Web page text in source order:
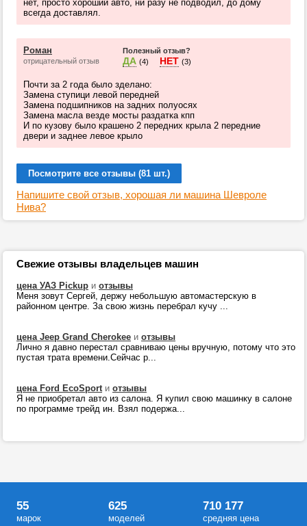
нет, просто хороший авто, ни разу не подводил, до дому
всегда доставлял.
Роман
отрицательный отзыв
Полезный отзыв?
ДА (4) НЕТ (3)
Почти за 2 года было зделано:
Замена ступици левой передней
Замена подшипников на задних полуосях
Замена масла везде мосты раздатка кпп
И по кузову было крашено 2 передних крыла 2 передние
двери и заднее левое крыло
Посмотрите все отзывы (81 шт.)
Напишите свой отзыв, хорошая ли машина Шевроле
Нива?
Свежие отзывы владельцев машин
цена УАЗ Pickup и отзывы
Меня зовут Сергей, держу небольшую автомастерскую в
районном центре. За свою жизнь перебрал кучу ...
цена Jeep Grand Cherokee и отзывы
Лично я давно перестал сравниваю цены вручную, потому что это
пустая трата времени.Сейчас р...
цена Ford EcoSportи отзывы
Я не приобретал авто из салона. Я купил свою машинку в салоне
по программе трейд ин. Взял подержа...
55
марок
625
моделей
710 177
средняя цена